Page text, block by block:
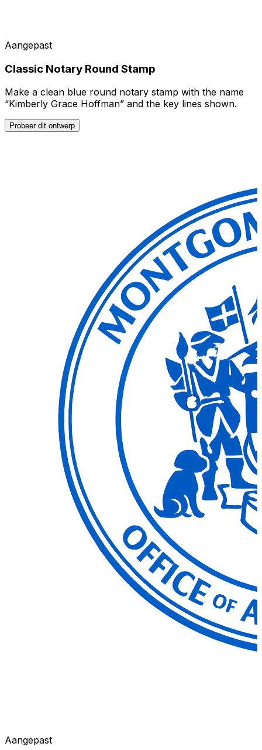
Aangepast
Classic Notary Round Stamp
Make a clean blue round notary stamp with the name
“Kimberly Grace Hoffman” and the key lines shown.
Probeer dit ontwerp
Aangepast